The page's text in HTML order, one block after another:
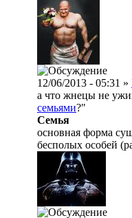
12/06/2013 - 05:31 »
а что жнецы не
семьями?"
Семья
основная форма
бесполых особей